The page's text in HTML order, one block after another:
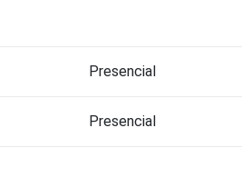
Presencial
Presencial